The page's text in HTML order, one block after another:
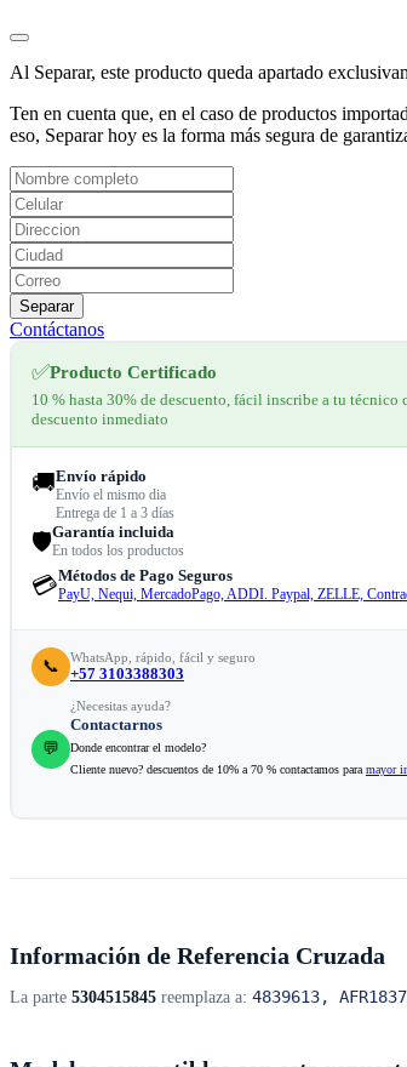
Al Separar, este producto queda apartado
Ten en cuenta que, en el caso de productos
eso, Separar hoy es la forma más segura de
Separar
Contáctanos
✅Producto Certificado
10 % hasta 30% de descuento, fácil inscribe a tu técnico
descuento inmediato
🚚Envío rápido
Envío el mismo dia
Entrega de 1 a 3 días
🛡️Garantía incluida
En todos los productos
💳Métodos de Pago Seguros
PayU, Nequi, MercadoPago, ADDI. Paypal, ZELLE,
📞 WhatsApp, rápido, fácil y seguro
+57 3103388303
💬
¿Necesitas ayuda?
Contactarnos
Donde encontrar el modelo?
Cliente nuevo? descuentos de 10% a 70 % contactamos para mayor
Información de Referencia Cruzada
La parte 5304515845 reemplaza a: 4839613,